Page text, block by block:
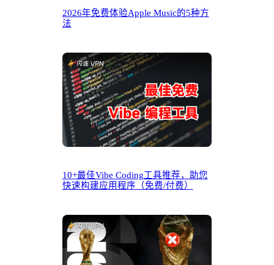
2026年免费体验Apple Music的5种方
法
10+最佳Vibe Coding工具推荐，助您
快速构建应用程序（免费/付费）